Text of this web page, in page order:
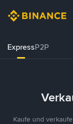
ExpressP2P
Kaufe und